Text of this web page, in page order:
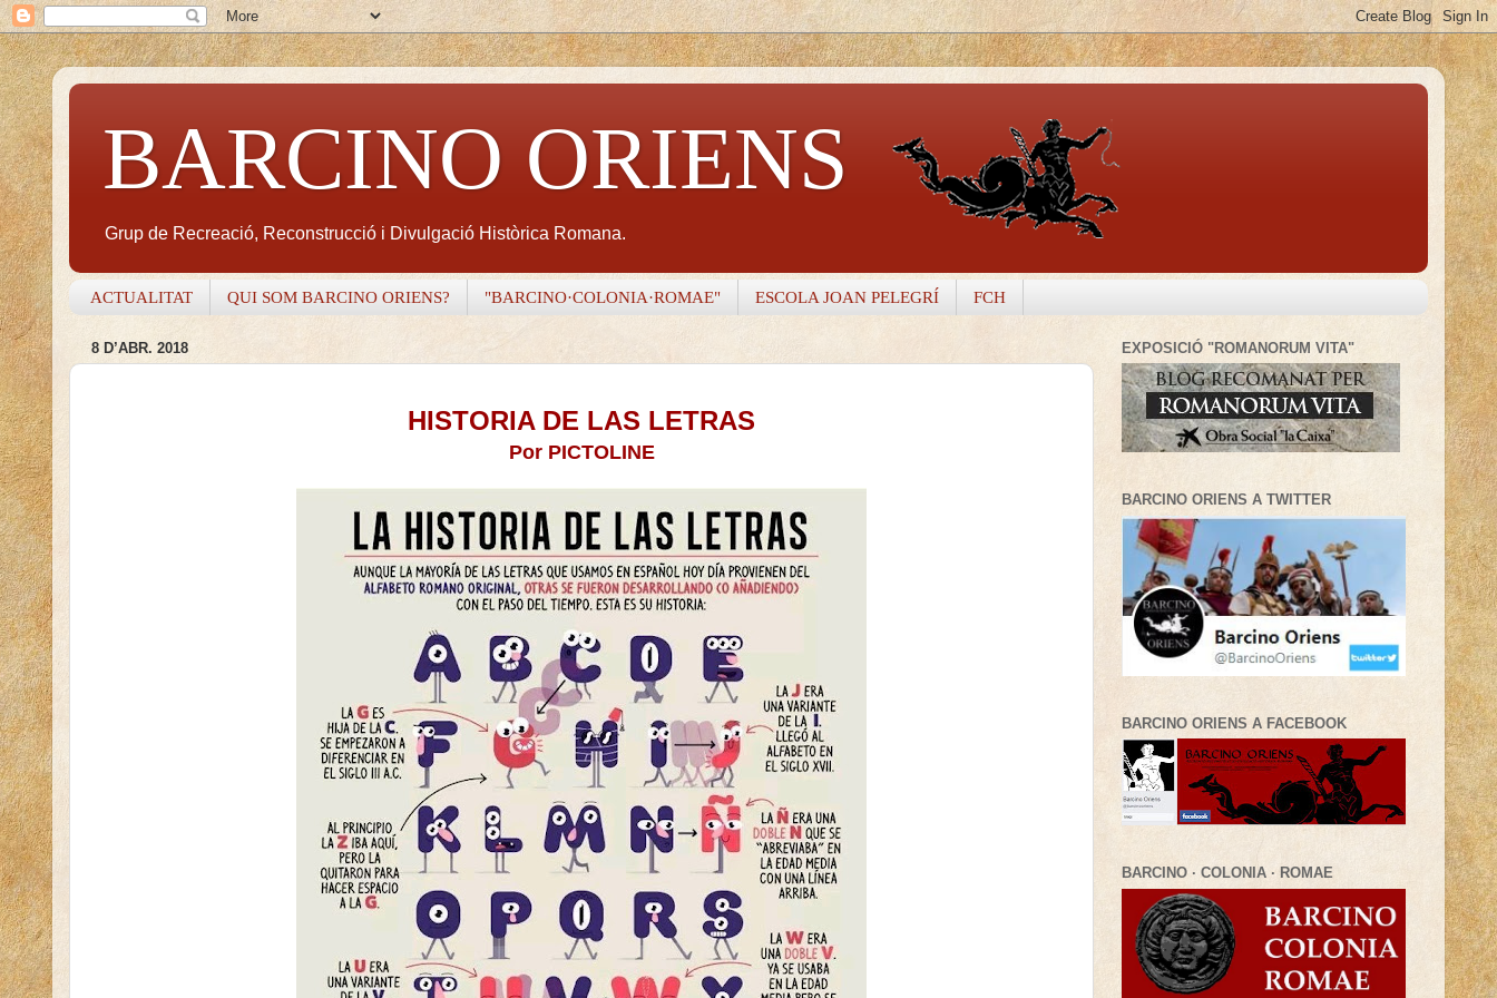
BARCINO ORIENS
Grup de Recreació, Reconstrucció i Divulgació Històrica Romana.
ACTUALITAT QUI SOM BARCINO ORIENS? "BARCINO·COLONIA·ROMAE" ESCOLA JOAN PELEGRÍ FCH
8 D’ABR. 2018
HISTORIA DE LAS LETRAS
Por PICTOLINE
EXPOSICIÓ "ROMANORUM VITA"
BARCINO ORIENS A TWITTER
BARCINO ORIENS A FACEBOOK
BARCINO · COLONIA · ROMAE